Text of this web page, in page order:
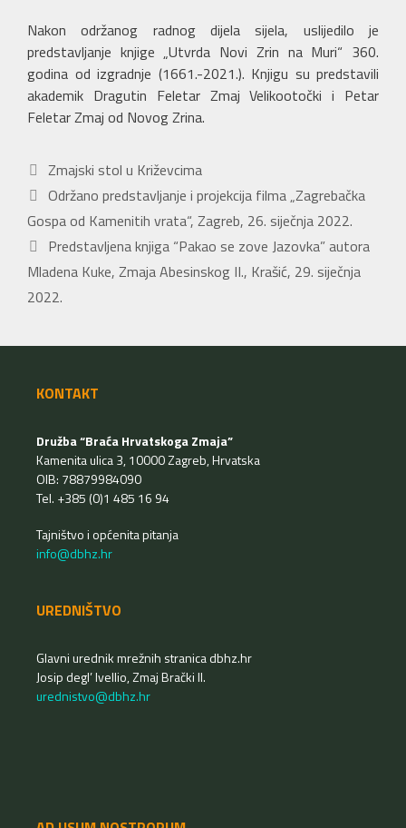
Nakon održanog radnog dijela sijela, uslijedilo je
predstavljanje knjige „Utvrda Novi Zrin na Muri“ 360.
godina od izgradnje (1661.-2021.). Knjigu su predstavili
akademik Dragutin Feletar Zmaj Velikootočki i Petar
Feletar Zmaj od Novog Zrina.
Kategorije
Zmajski stol u Križevcima
Održano predstavljanje i projekcija filma „Zagrebačka
Gospa od Kamenitih vrata“, Zagreb, 26. siječnja 2022.
Predstavljena knjiga “Pakao se zove Jazovka” autora
Mladena Kuke, Zmaja Abesinskog II., Krašić, 29. siječnja
2022.
KONTAKT
Družba “Braća Hrvatskoga Zmaja”
Kamenita ulica 3, 10000 Zagreb, Hrvatska
OIB: 78879984090
Tel. +385 (0)1 485 16 94
Tajništvo i općenita pitanja
info@dbhz.hr
UREDNIŠTVO
Glavni urednik mrežnih stranica dbhz.hr
Josip degl’ Ivellio, Zmaj Brački II.
urednistvo@dbhz.hr